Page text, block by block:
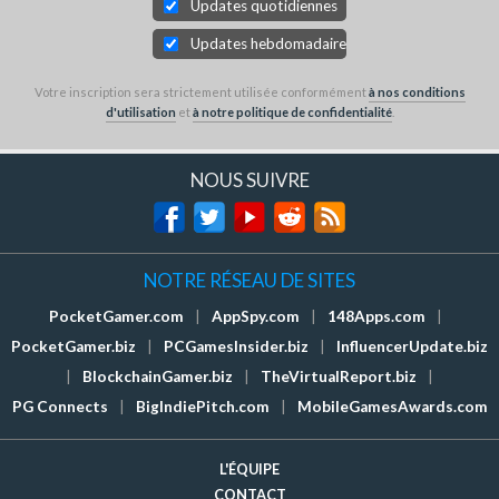
Updates quotidiennes
Updates hebdomadaires
Votre inscription sera strictement utilisée conformémentà nos conditions
d'utilisation età notre politique de confidentialité.
NOUS SUIVRE
NOTRE RÉSEAU DE SITES
PocketGamer.com AppSpy.com 148Apps.com
PocketGamer.biz
PCGamesInsider.biz
InfluencerUpdate.biz
BlockchainGamer.biz TheVirtualReport.biz
PG Connects
BigIndiePitch.com MobileGamesAwards.com
L'ÉQUIPE
CONTACT